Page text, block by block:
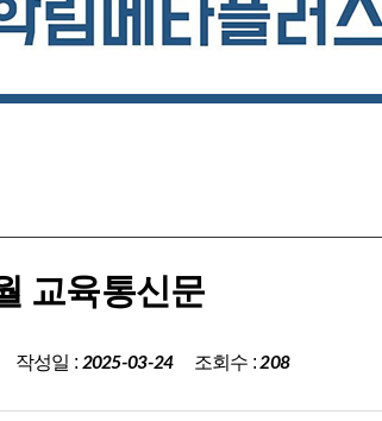
교육통신문
작성일 : 2025-03-24 조회수 :208